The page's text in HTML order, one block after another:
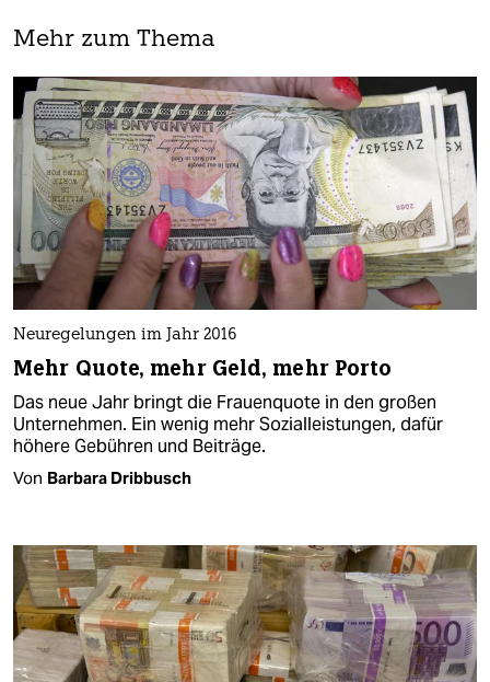
Mehr zum Thema
Neuregelungen im Jahr 2016
Mehr Quote, mehr Geld, mehr Porto
Das neue Jahr bringt die Frauenquote in den großen
Unternehmen. Ein wenig mehr Sozialleistungen, dafür
höhere Gebühren und Beiträge.
Von Barbara Dribbusch